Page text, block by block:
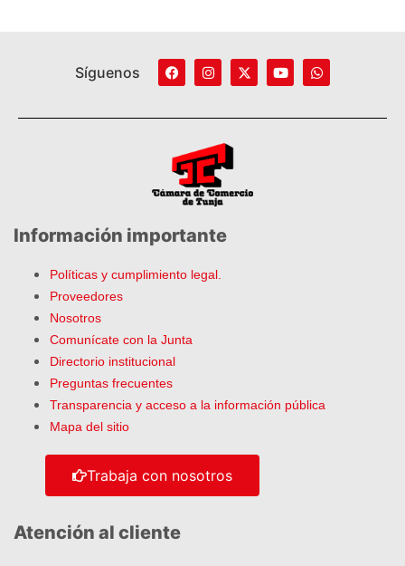
Síguenos
Información importante
Políticas y cumplimiento legal.
Proveedores
Nosotros
Comunícate con la Junta
Directorio institucional
Preguntas frecuentes
Transparencia y acceso a la información pública
Mapa del sitio
Trabaja con nosotros
Atención al cliente